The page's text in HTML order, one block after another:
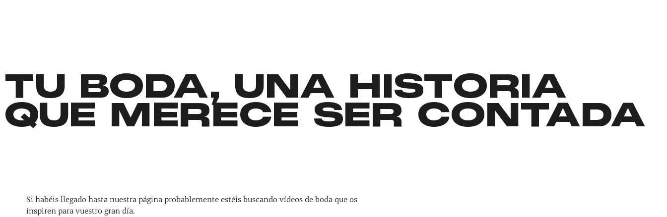
TU BODA, UNA HISTORIA
QUE MERECE SER CONTADA
Si habéis llegado hasta nuestra página probablemente estéis buscando vídeos de boda que os
inspiren para vuestro gran día.